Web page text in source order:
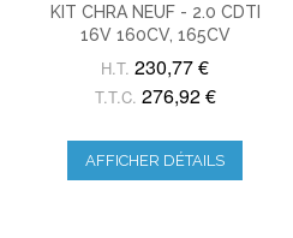
KIT CHRA NEUF - 2.0 CDTI
16V 160CV, 165CV
H.T. 230,77 €
T.T.C. 276,92 €
AFFICHER DÉTAILS